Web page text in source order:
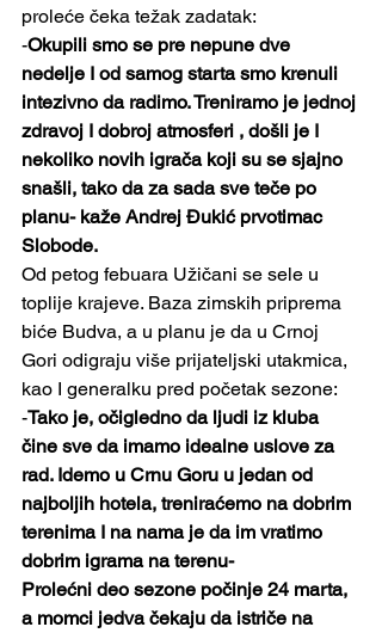
proleće čeka težak zadatak:
-Okupili smo se pre nepune dve
nedelje I od samog starta smo krenuli
intezivno da radimo. Treniramo je jednoj
zdravoj I dobroj atmosferi , došli je I
nekoliko novih igrača koji su se sjajno
snašli, tako da za sada sve teče po
planu- kaže Andrej Đukić prvotimac
Slobode.
Od petog febuara Užičani se sele u
toplije krajeve. Baza zimskih priprema
biće Budva, a u planu je da u Crnoj
Gori odigraju više prijateljski utakmica,
kao I generalku pred početak sezone:
-Tako je, očigledno da ljudi iz kluba
čine sve da imamo idealne uslove za
rad. Idemo u Crnu Goru u jedan od
najboljih hotela, treniraćemo na dobrim
terenima I na nama je da im vratimo
dobrim igrama na terenu-
Prolećni deo sezone počinje 24 marta,
a momci jedva čekaju da istriče na